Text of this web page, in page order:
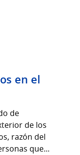
en el
de
de los
razón del
que...